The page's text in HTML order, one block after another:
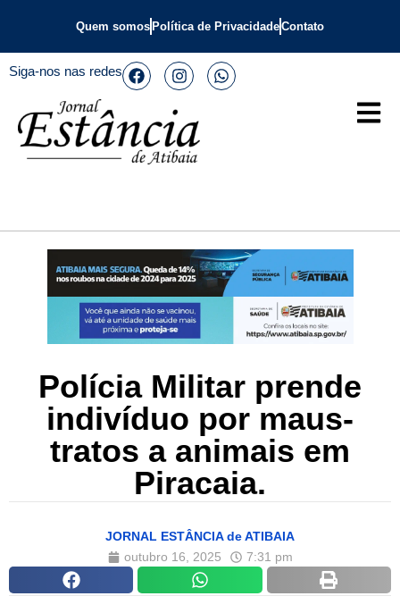
Quem somos Política de PrivacidadeContato
Siga-nos nas redes
Polícia Militar prende
indivíduo por maus-
tratos a animais em
Piracaia.
JORNAL ESTÂNCIA de ATIBAIA
outubro 16, 2025
7:31 pm